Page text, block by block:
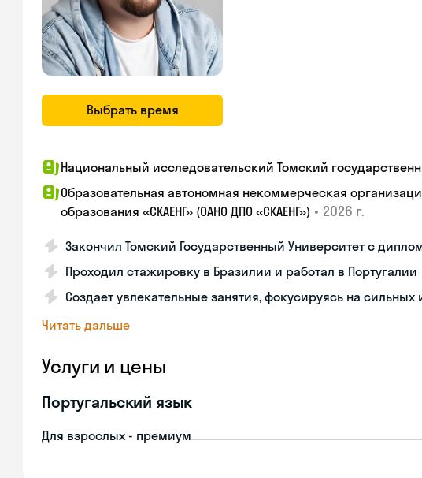
Выбрать время
Национальный исследовательский Томский
Образовательная автономная некоммерческая
образования «СКАЕНГ» (ОАНО ДПО «СКАЕНГ») • 2026 г.
Закончил Томский Государственный Университет с
Проходил стажировку в Бразилии и работал в Португалии
Создает увлекательные занятия, фокусируясь на
Читать дальше
Услуги и цены
Португальский язык
Для взрослых - премиум